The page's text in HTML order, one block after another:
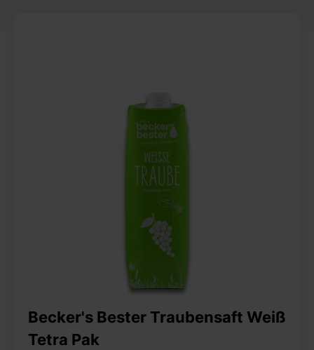
Becker's Bester Traubensaft Weiß
Tetra Pak